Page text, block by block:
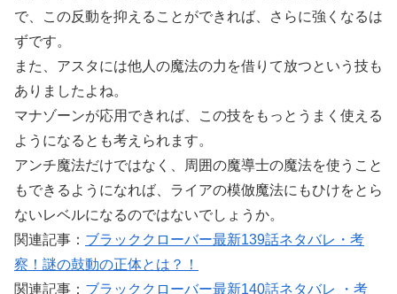
で、この反動を抑えることができれば、さらに強くなるは
ずです。
また、アスタには他人の魔法の力を借りて放つという技も
ありましたよね。
マナゾーンが応用できれば、この技をもっとうまく使える
ようになるとも考えられます。
アンチ魔法だけではなく、周囲の魔導士の魔法を使うこと
もできるようになれば、ライアの模倣魔法にもひけをとら
ないレベルになるのではないでしょうか。
関連記事： ブラッククローバー最新139話ネタバレ・考
察！謎の鼓動の正体とは？！
関連記事： ブラッククローバー最新140話ネタバレ ・考